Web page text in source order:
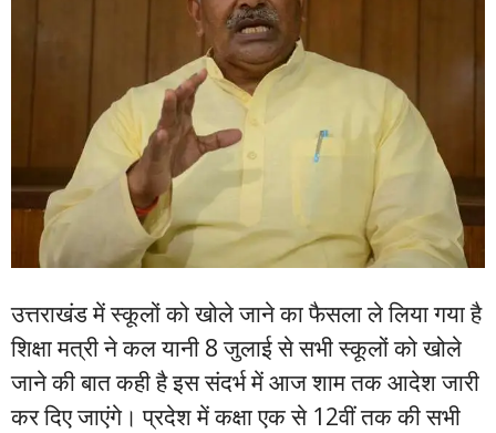
उत्तराखंड में स्कूलों को खोले जाने का फैसला ले लिया गया है
शिक्षा मत्री ने कल यानी 8 जुलाई से सभी स्कूलों को खोले
जाने की बात कही है इस संदर्भ में आज शाम तक आदेश जारी
कर दिए जाएंगे। प्रदेश में कक्षा एक से 12वीं तक की सभी